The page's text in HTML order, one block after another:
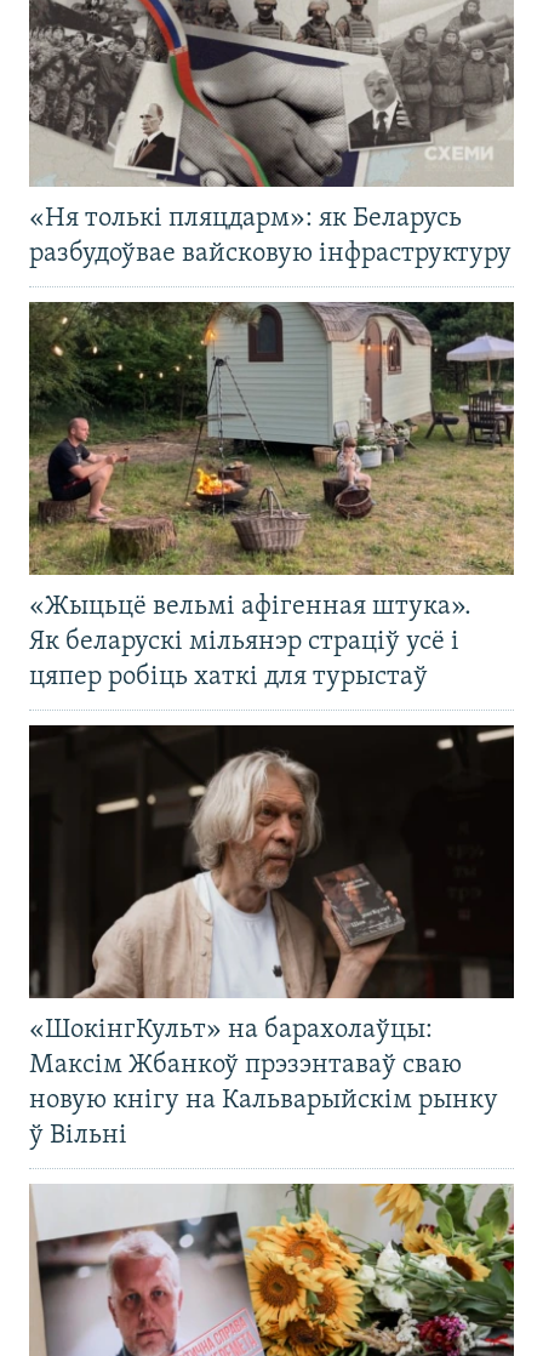
«Ня толькі пляцдарм»: як Беларусь
разбудоўвае вайсковую інфраструктуру
«Жыцьцё вельмі афігенная штука».
Як беларускі мільянэр страціў усё і
цяпер робіць хаткі для турыстаў
«ШокінгКульт» на барахолаўцы:
Максім Жбанкоў прэзэнтаваў сваю
новую кнігу на Кальварыйскім рынку
ў Вільні